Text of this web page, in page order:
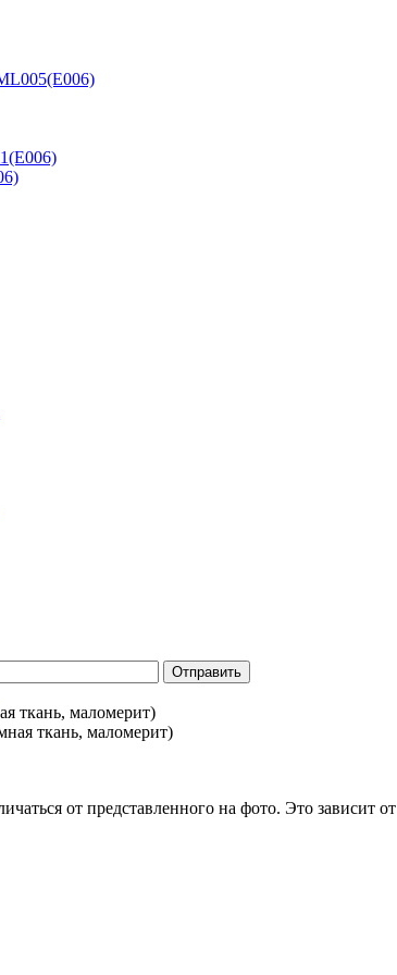
Отправить
ткань, маломерит)
от представленного на фото. Это